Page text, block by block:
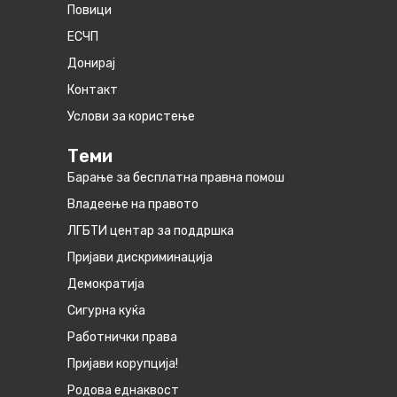
Повици
ЕСЧП
Донирај
Контакт
Услови за користење
Теми
Барање за бесплатна правна помош
Владеење на правото
ЛГБТИ центар за поддршка
Пријави дискриминација
Демократија
Сигурна куќа
Работнички права
Пријави корупција!
Родова еднаквост